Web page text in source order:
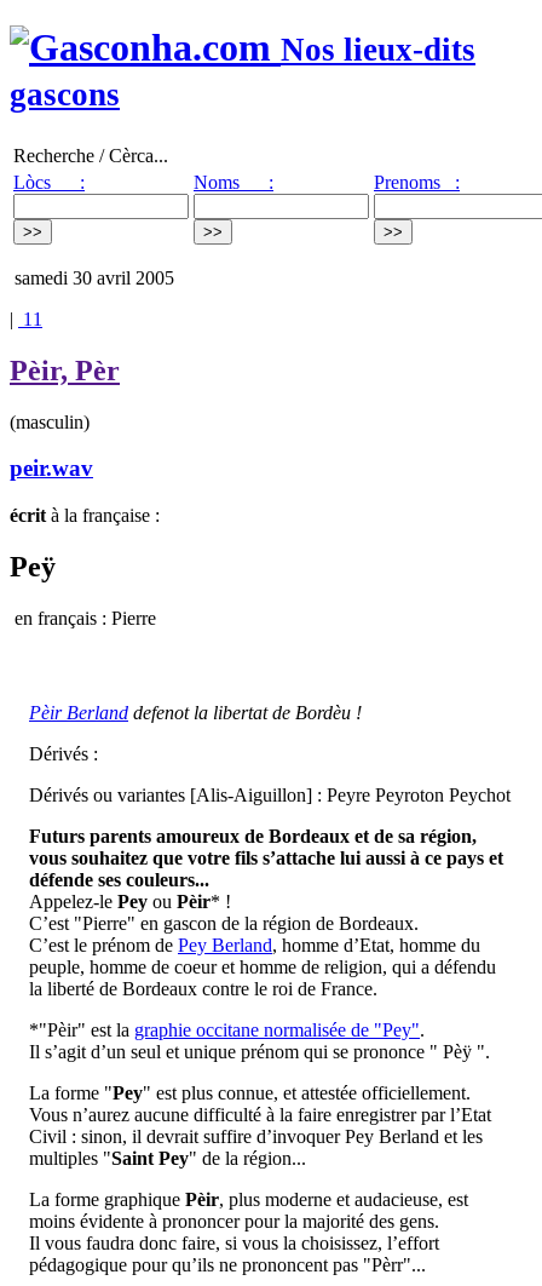
Nos lieux-dits
gascons
Recherche / Cèrca...
Lòcs :
Noms : Prenoms :
samedi 30 avril 2005
| 11
Pèir, Pèr
(masculin)
peir.wav
écrit à la française :
Peÿ
en français : Pierre
Pèir Berland defenot la libertat de Bordèu !
Dérivés :
Dérivés ou variantes [Alis-Aiguillon] : Peyre Peyroton Peychot
Futurs parents amoureux de Bordeaux et de sa région,
vous souhaitez que votre fils s’attache lui aussi à ce pays et
défende ses couleurs...
Appelez-le Pey ou Pèir* !
C’est "Pierre" en gascon de la région de Bordeaux.
C’est le prénom de Pey Berland, homme d’Etat, homme du
peuple, homme de coeur et homme de religion, qui a défendu
la liberté de Bordeaux contre le roi de France.
*"Pèir" est la graphie occitane normalisée de "Pey".
Il s’agit d’un seul et unique prénom qui se prononce " Pèÿ ".
La forme "Pey" est plus connue, et attestée officiellement.
Vous n’aurez aucune difficulté à la faire enregistrer par l’Etat
Civil : sinon, il devrait suffire d’invoquer Pey Berland et les
multiples "Saint Pey" de la région...
La forme graphique Pèir, plus moderne et audacieuse, est
moins évidente à prononcer pour la majorité des gens.
Il vous faudra donc faire, si vous la choisissez, l’effort
pédagogique pour qu’ils ne prononcent pas "Pèrr"...